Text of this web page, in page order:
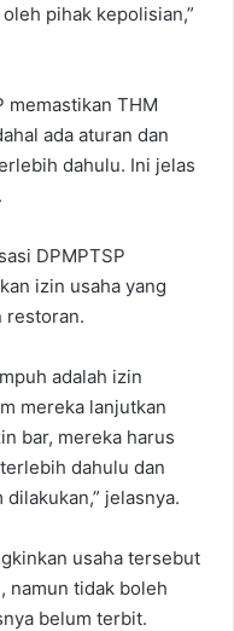
pihak kepolisian,”
memastikan THM
ada aturan dan
dahulu. Ini jelas
DPMPTSP
izin usaha yang
restoran.
adalah izin
mereka lanjutkan
bar, mereka harus
dahulu dan
jelasnya.‎
usaha tersebut
namun tidak boleh
belum terbit.